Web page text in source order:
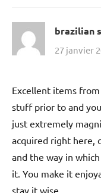
brazilian
27 janvier
Excellent items
stuff prior to and
just extremely
acquired right here,
and the way in
it. You make it
stay it wise.